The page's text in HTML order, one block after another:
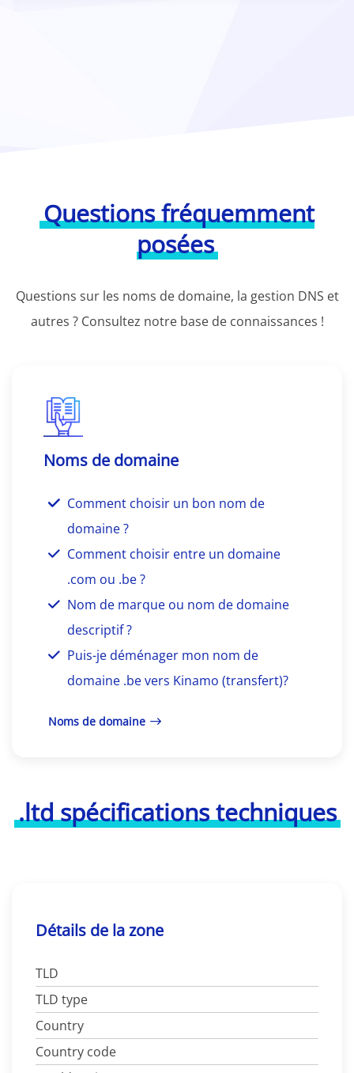
Questions fréquemment
posées
Questions sur les noms de domaine, la gestion DNS et
autres ? Consultez notre base de connaissances !
Noms de domaine
Comment choisir un bon nom de
domaine ?
Comment choisir entre un domaine
.com ou .be ?
Nom de marque ou nom de domaine
descriptif ?
Puis-je déménager mon nom de
domaine .be vers Kinamo (transfert)?
Noms de domaine
.ltd spécifications techniques
Détails de la zone
TLD
TLD type
Country
Country code